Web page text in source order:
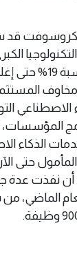
قد
بعدما تراجع
الاصطناعي
الذكاء
المأمول حتى
نفذت عدة
الماضي،